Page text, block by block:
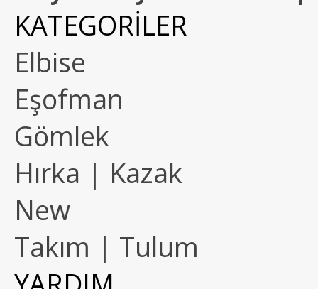
KATEGORİLER
Elbise
Eşofman
Gömlek
Hırka | Kazak
New
Takım | Tulum